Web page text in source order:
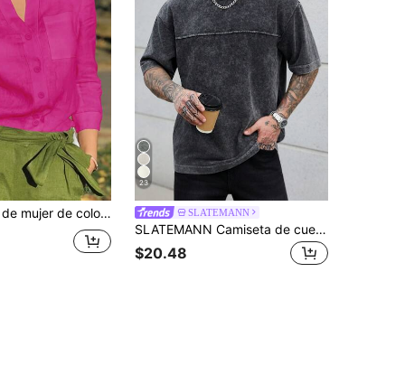
casual elegante de manga larga con bolsillo, esencial para uso diario, vacaciones, viajes, primavera, verano, otoño e invierno
23
SLATEMANN
SLATEMANN Camiseta de cuello redondo de manga corta de unicolor casual para hombres
$20.48